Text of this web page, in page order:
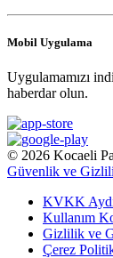
Mobil Uygulama
Uygulamamızı
haberdar olun.
© 2026 Kocaeli
Güvenlik ve
KVKK
Kullanım
Gizlilik ve
Çerez